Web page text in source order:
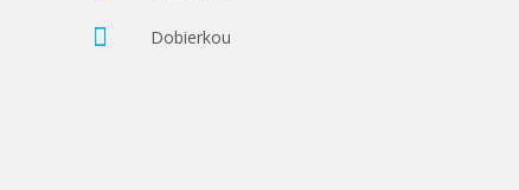
Dobierkou